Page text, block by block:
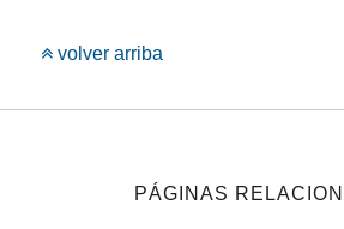
volver arriba
PÁGINAS